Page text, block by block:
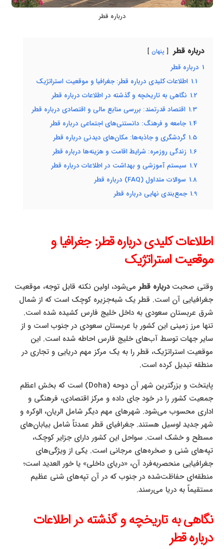
درباره قطر
درباره قطر پنهان
1 درباره قطر
1.1 اطلاعات کلیدی درباره قطر: جغرافیا و موقعیت استراتژیک
1.2 نگاهی به تاریخچه و گذشته در اطلاعات درباره قطر
1.3 اقتصاد قدرتمند: بررسی منابع مالی و اقتصادی درباره قطر
1.4 جامعه و فرهنگ: دانستنی‌های اجتماعی درباره قطر
1.5 گردشگری و جاذبه‌ها: مکان‌های دیدنی درباره قطر
1.6 زندگی روزمره: شرایط اقامت و هزینه‌ها درباره قطر
1.7 سیستم آموزشی و بهداشت در اطلاعات درباره قطر
1.8 سوالات متداول (FAQ) درباره قطر
1.9 جمع‌بندی نهایی درباره قطر
اطلاعات کلیدی درباره قطر: جغرافیا و
موقعیت استراتژیک
وقتی صحبتدرباره قطرمی‌شود، اولین نکته قابل توجه، موقعیت
جغرافیایی آن است. قطر یک شبه‌جزیره کوچک است که از شمال
شرق عربستان سعودی به داخل خلیج فارس کشیده شده است.
تنها مرز زمینی این کشور با عربستان سعودی در جنوب است و از
سایر جهات توسط آب‌های خلیج فارس احاطه شده است. این
موقعیت استراتژیک، قطر را به یک مرکز مهم دریایی و تجاری در
منطقه تبدیل کرده است.
پایتخت و بزرگترین شهر آن دوحه (Doha) است که بخش اعظم
جمعیت کشور را در خود جای داده و مرکز اقتصادی، فرهنگی و
اداری محسوب می‌شود. شهرهای مهم دیگر شامل الریان، الوکره و
شهر جدید لوسیل هستند. جغرافیای قطر عمدتاً شامل بیابان‌های
مسطح و خشک است. سواحل این کشور دارای جزایر کوچک،
تپه‌های شنی و صخره‌های مرجانی است. یکی از ویژگی‌های
جغرافیایی منحصربه‌فرد آن، «دریای داخلی» یا خور العدید است؛
منطقه‌ای حفاظت‌شده در جنوب که در آن تپه‌های شنی عظیم
مستقیماً به دریا می‌رسند.
نگاهی به تاریخچه و گذشته در اطلاعات
درباره قطر